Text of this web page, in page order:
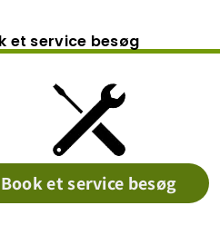
et service besøg
Book et service besøg